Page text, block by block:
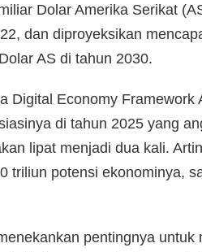
Dolar Amerika Serikat
dan diproyeksikan
AS di tahun 2030.
Digital Economy Framework
di tahun 2025 yang
lipat menjadi dua kali.
triliun potensi ekonominya,
pentingnya